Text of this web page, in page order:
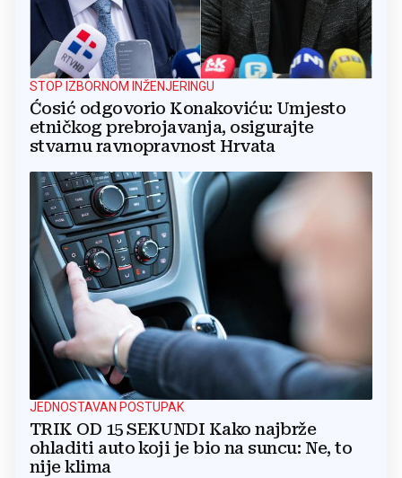
STOP IZBORNOM INŽENJERINGU
Ćosić odgovorio Konakoviću: Umjesto
etničkog prebrojavanja, osigurajte
stvarnu ravnopravnost Hrvata
JEDNOSTAVAN POSTUPAK
TRIK OD 15 SEKUNDI Kako najbrže
ohladiti auto koji je bio na suncu: Ne, to
nije klima